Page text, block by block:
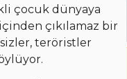
çocuk dünyaya
çıkılamaz bir
teröristler